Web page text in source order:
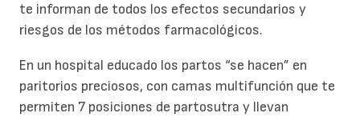
te informan de todos los efectos secundarios y
riesgos de los métodos farmacológicos.
En un hospital educado los partos “se hacen” en
paritorios preciosos, con camas multifunción que te
permiten 7 posiciones de partosutra y llevan